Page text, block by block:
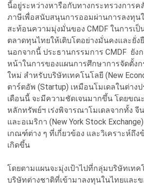
นี้อยู่ระหว่างหารือกับทางกระทรวงการค
ภาษีเพื่อสนับสนุนการออมผ่านการลงทุน
สะท้อนความมุ่งมั่นของ CMDF ในการเ
ตลาดทุนไทยให้เติบโตอย่างมั่นคงและยั่ง
นอกจากนี้ ประธานกรรมการ CMDF ยัง
หน้าในการของแผนการศึกษาการจัดตั้ง
ใหม่ สำหรับบริษัทเทคโนโลยี (New
ตาร์ตอัพ (Startup) เหมือนโมเดลในต่างป
เดือนนี้ จะมีความชัดเจนมากขึ้น โดยขณ
หลักทรัพย์ฯ เร่งพิจารณาโมเดลจากทั้ง จี
และอเมริกา (New York Stock
เกณฑ์ต่าง ๆ ที่เกี่ยวข้อง และวิเคราะห์ถึง
เกิดขึ้น
โดยตามแผนจะมุ่งเป้าไปที่กลุ่มบริษัทเทค
บริษัทต่างชาติที่เข้ามาลงทุนในไทยและ